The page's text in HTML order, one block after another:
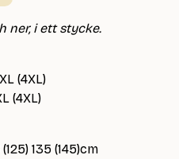
ner, i ett stycke.
(4XL)
(4XL)
135 (145)cm